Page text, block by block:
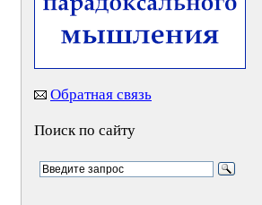
Обратная связь
Поиск по сайту